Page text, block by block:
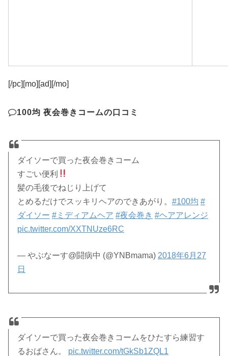
[/pc][mo][ad][/mo]
100均 夜会巻きコームの口コミ
ダイソーで買った夜会巻きコーム
すごい便利
髪の毛後でねじり上げて
とめるだけでスッキリヘアのできあがり。#100均 #
ダイソー #ミディアムヘア #夜会巻き #ヘアアレンジ
pic.twitter.com/XXTNUze6RC
— やぶなーす@闘病中 (@YNBmama) 2018年6月27
日
ダイソーで買った夜会巻きコームをひたすら練習す
るおばさん。 pic.twitter.com/tGkSb1ZQL1